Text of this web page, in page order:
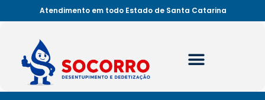
Atendimento em todo Estado de Santa Catarina